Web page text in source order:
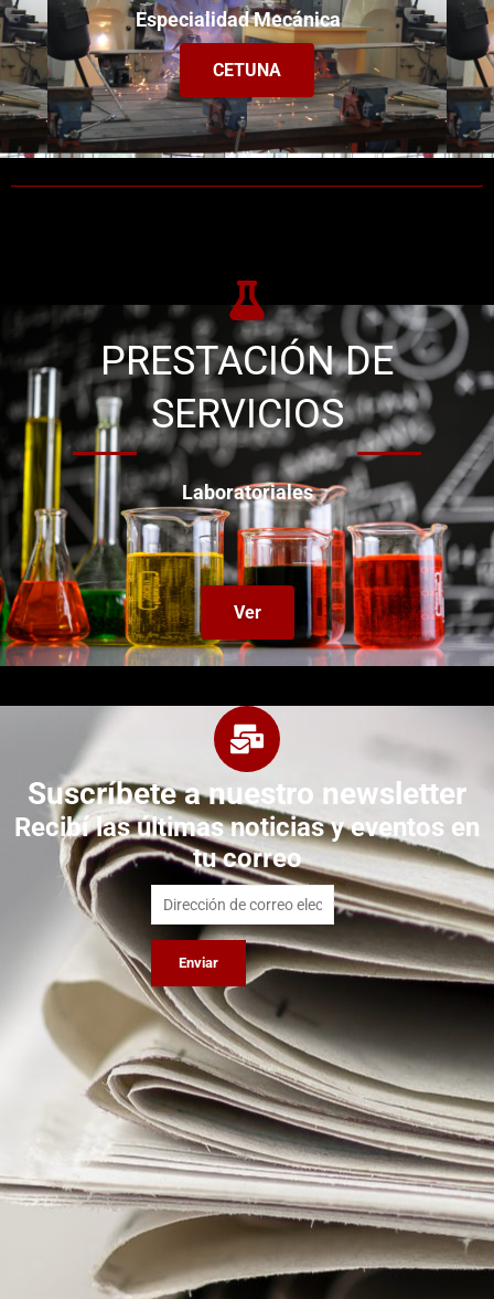
Especialidad Mecánica
CETUNA
PRESTACIÓN DE
SERVICIOS
Laboratoriales
Ver
Suscríbete a nuestro newsletter
Recibí las últimas noticias y eventos en
tu correo
Enviar